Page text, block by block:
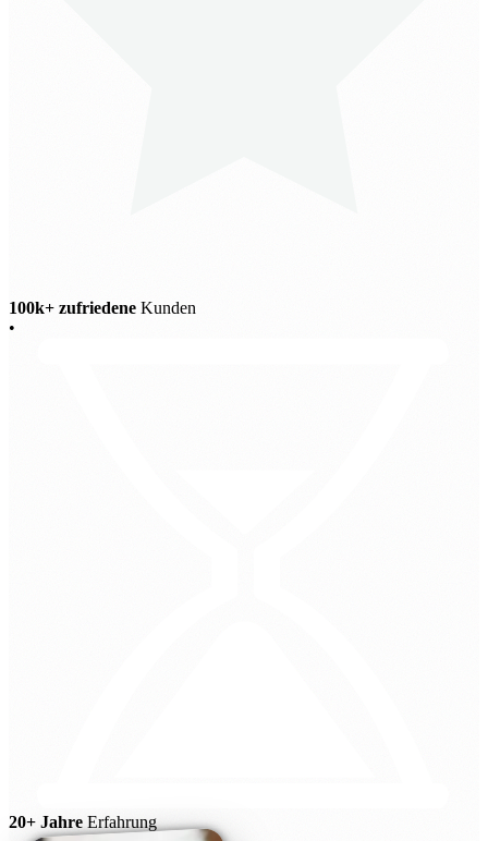
100k+ zufriedene Kunden
•
20+ Jahre Erfahrung